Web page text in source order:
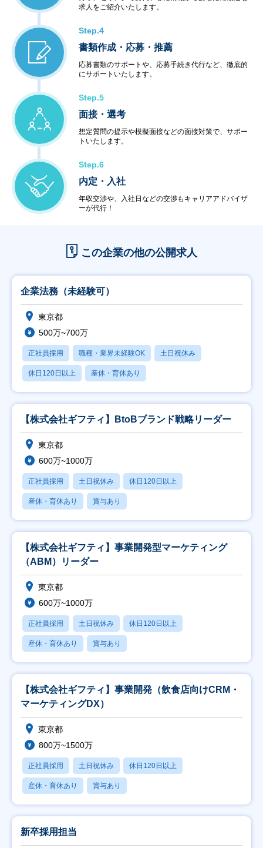
求人をご紹介いたします。
Step.4
書類作成・応募・推薦
応募書類のサポートや、応募手続き代行など、徹底的
にサポートいたします。
Step.5
面接・選考
想定質問の提示や模擬面接などの面接対策で、サポー
トいたします。
Step.6
内定・入社
年収交渉や、入社日などの交渉もキャリアアドバイザ
ーが代行！
この企業の他の公開求人
企業法務（未経験可）
東京都
500万~700万
正社員採用 職種・業界未経験OK 土日祝休み
休日120日以上 産休・育休あり
【株式会社ギフティ】BtoBブランド戦略リーダー
東京都
600万~1000万
正社員採用 土日祝休み 休日120日以上
産休・育休あり 賞与あり
【株式会社ギフティ】事業開発型マーケティング
（ABM）リーダー
東京都
600万~1000万
正社員採用 土日祝休み 休日120日以上
産休・育休あり 賞与あり
【株式会社ギフティ】事業開発（飲食店向けCRM・
マーケティングDX）
東京都
800万~1500万
正社員採用 土日祝休み 休日120日以上
産休・育休あり 賞与あり
新卒採用担当